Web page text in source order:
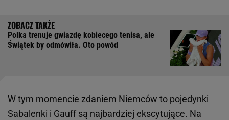
Polka trenuje gwiazdę kobiecego tenisa, ale
Świątek by odmówiła. Oto powód
W tym momencie zdaniem Niemców to pojedynki
Sabalenki i Gauff są najbardziej ekscytujące. Na